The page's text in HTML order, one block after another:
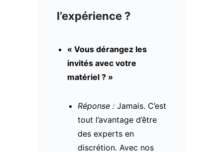
l’expérience ?
« Vous dérangez les
invités avec votre
matériel ? »
Réponse :Jamais. C’est
tout l’avantage d’être
des experts en
discrétion. Avec nos